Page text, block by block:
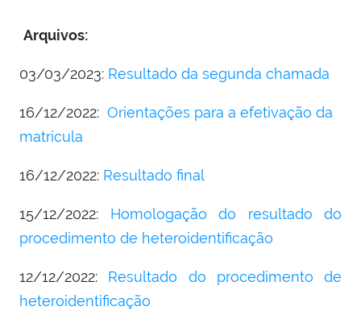
Arquivos:
03/03/2023: Resultado da segunda chamada
16/12/2022: Orientações para a efetivação da
matrícula
16/12/2022: Resultado final
15/12/2022: Homologação do resultado do
procedimento de heteroidentificação
12/12/2022: Resultado do procedimento de
heteroidentificação